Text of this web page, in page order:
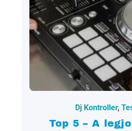
2022.07.07.
Dj Kontroller,
Top 5 – A